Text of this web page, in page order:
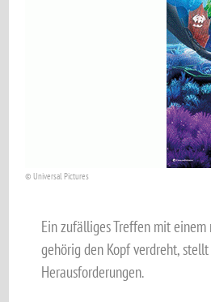
© Universal Pictures
Ein zufälliges Treffen mit einem
gehörig den Kopf verdreht,
Herausforderungen.